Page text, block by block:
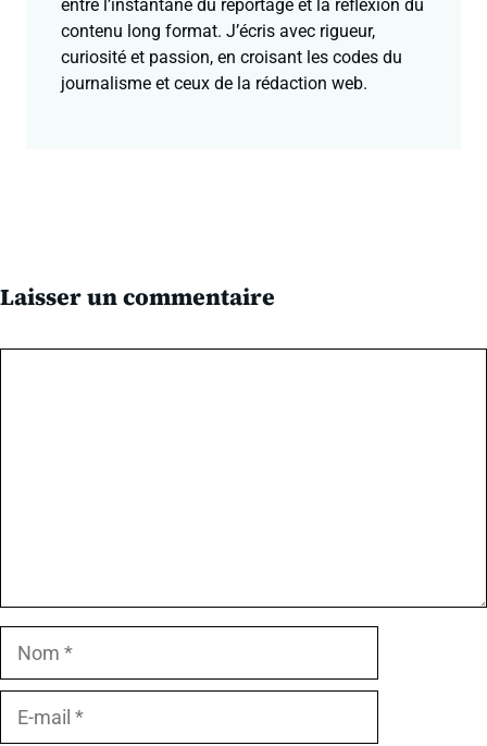
entre l’instantané du reportage et la réflexion du
contenu long format. J’écris avec rigueur,
curiosité et passion, en croisant les codes du
journalisme et ceux de la rédaction web.
Laisser un commentaire
Nom